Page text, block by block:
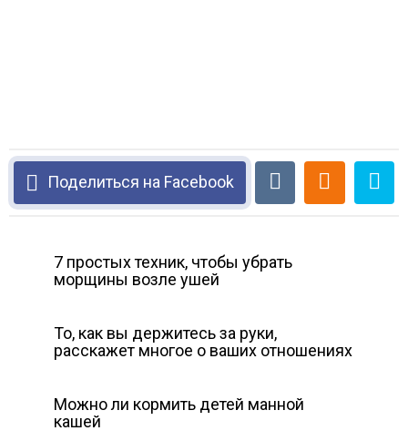
Поделиться на Facebook
7 простых техник, чтобы убрать
морщины возле ушей
То, как вы держитесь за руки,
расскажет многое о ваших отношениях
Можно ли кормить детей манной
кашей